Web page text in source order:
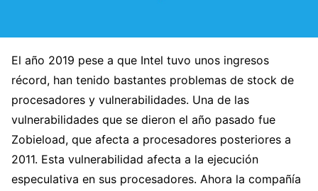
El año 2019 pese a que Intel tuvo unos ingresos
récord, han tenido bastantes problemas de stock de
procesadores y vulnerabilidades. Una de las
vulnerabilidades que se dieron el año pasado fue
Zobieload, que afecta a procesadores posteriores a
2011. Esta vulnerabilidad afecta a la ejecución
especulativa en sus procesadores. Ahora la compañía